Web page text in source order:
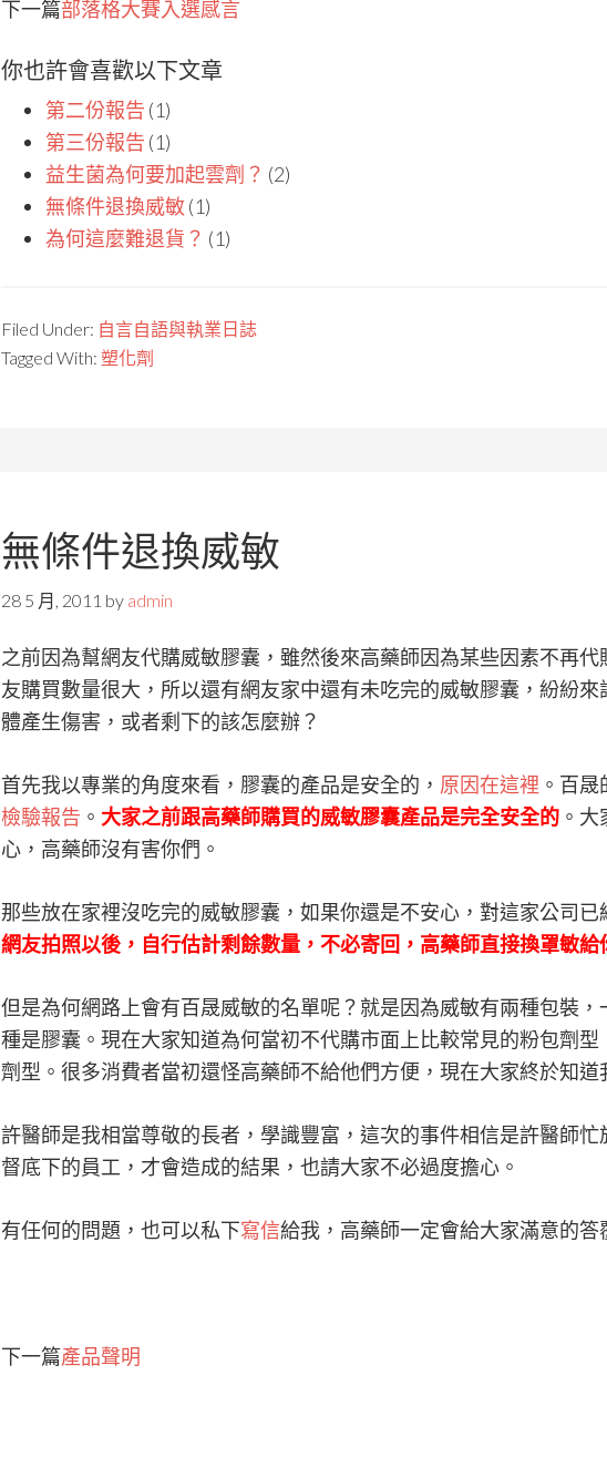
下一篇部落格大賽入選感言
你也許會喜歡以下文章
第二份報告 (1)
第三份報告 (1)
益生菌為何要加起雲劑？ (2)
無條件退換威敏(1)
為何這麼難退貨？ (1)
Filed Under: 自言自語與執業日誌
Tagged With: 塑化劑
無條件退換威敏
28 5 月, 2011 by admin
之前因為幫網友代購威敏膠囊，雖然後來高藥師因為某些因素不再代
友購買數量很大，所以還有網友家中還有未吃完的威敏膠囊，紛紛來
體產生傷害，或者剩下的該怎麼辦？
首先我以專業的角度來看，膠囊的產品是安全的， 原因在這裡 。百
檢驗報告 。 大家之前跟高藥師購買的威敏膠囊產品是完全安全的 。
心，高藥師沒有害你們。
那些放在家裡沒吃完的威敏膠囊，如果你還是不安心，對這家公司已
網友拍照以後，自行估計剩餘數量，不必寄回，高藥師直接換罩敏給
但是為何網路上會有百晟威敏的名單呢？就是因為威敏有兩種包裝，
種是膠囊。現在大家知道為何當初不代購市面上比較常見的粉包劑型
劑型。很多消費者當初還怪高藥師不給他們方便，現在大家終於知道
許醫師是我相當尊敬的長者，學識豐富，這次的事件相信是許醫師忙
督底下的員工，才會造成的結果，也請大家不必過度擔心。
有任何的問題，也可以私下寫信給我，高藥師一定會給大家滿意的答
下一篇產品聲明